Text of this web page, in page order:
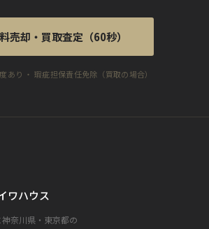
売却・買取査定（60秒）
あり ・ 瑕疵担保責任免除（買取の場合）
ワハウス
奈川県・東京都の